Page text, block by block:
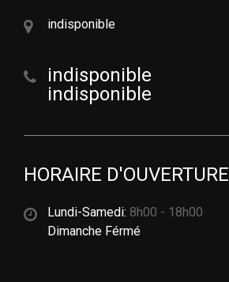
indisponible
indisponible
indisponible
HORAIRE D'OUVERTURE
Lundi-Samedi: 8h00 - 18h00
Dimanche Férmé